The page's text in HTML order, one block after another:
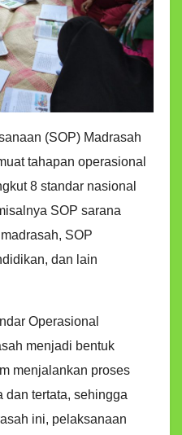
(SOP) Madrasah
tahapan operasional
8 standar nasional
SOP sarana
SOP
dan lain
Operasional
menjadi bentuk
menjalankan proses
dan tertata, sehingga
ini, pelaksanaan